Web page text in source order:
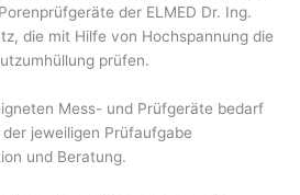
der ELMED Dr. Ing.
die mit Hilfe von Hochspannung die
prüfen.
Mess- und Prüfgeräte bedarf
jeweiligen Prüfaufgabe
und Beratung.